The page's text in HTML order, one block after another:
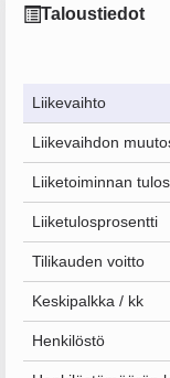
Taloustiedot
Liikevaihto
Liikevaihdon
Liiketoiminnan tulos
Liiketulosprosentti
Tilikauden voitto
Keskipalkka / kk
Henkilöstö